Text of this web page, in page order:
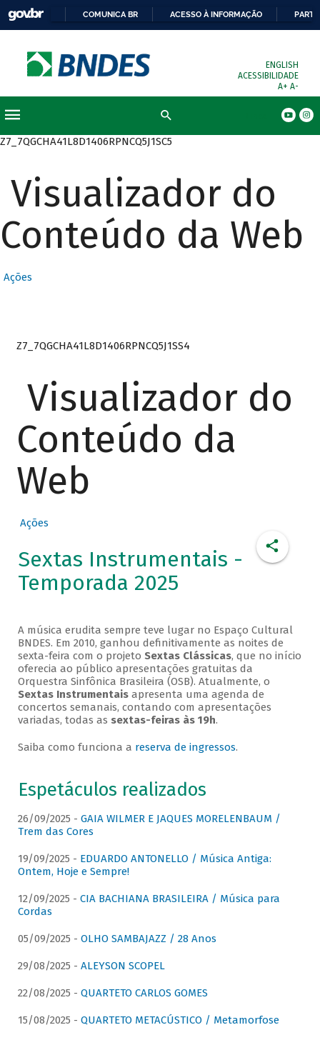
COMUNICA BR ACESSO À INFORMAÇÃO
ENGLISH
ACESSIBILIDADE
A+ A-
Z7_7QGCHA41L8D1406RPNCQ5J1SC5
Visualizador do
Conteúdo da Web
Ações
Z7_7QGCHA41L8D1406RPNCQ5J1SS4
Visualizador do
Conteúdo da
Web
Ações
Sextas Instrumentais -
Temporada 2025
A música erudita sempre teve lugar no Espaço Cultural
BNDES. Em 2010, ganhou definitivamente as noites de
sexta-feira com o projeto Sextas Clássicas, que no início
oferecia ao público apresentações gratuitas da
Orquestra Sinfônica Brasileira (OSB). Atualmente, o
Sextas Instrumentaisapresenta uma agenda de
concertos semanais, contando com apresentações
variadas, todas as sextas-feiras às 19h.
Saiba como funciona a reserva de ingressos.
Espetáculos realizados
26/09/2025 - GAIA WILMER E JAQUES MORELENBAUM /
Trem das Cores
19/09/2025 - EDUARDO ANTONELLO / Música Antiga:
Ontem, Hoje e Sempre!
12/09/2025 - CIA BACHIANA BRASILEIRA / Música para
Cordas
05/09/2025 - OLHO SAMBAJAZZ / 28 Anos
29/08/2025 - ALEYSON SCOPEL
22/08/2025 - QUARTETO CARLOS GOMES
15/08/2025 - QUARTETO METACÚSTICO / Metamorfose